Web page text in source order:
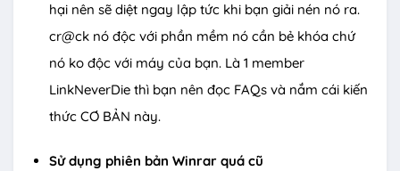
hại nên sẽ diệt ngay lập tức khi bạn giải nén nó ra.
cr@ck nó độc với phần mềm nó cần bẻ khóa chứ
nó ko độc với máy của bạn. Là 1 member
LinkNeverDie thì bạn nên đọc FAQs và nắm cái kiến
thức CƠ BẢN này.
Sử dụng phiên bản Winrar quá cũ